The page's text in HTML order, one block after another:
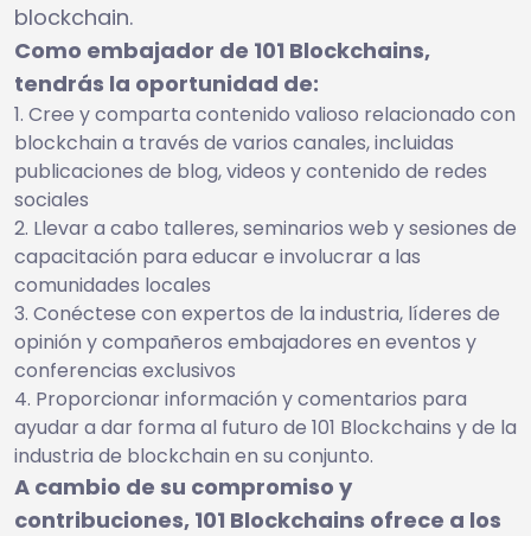
blockchain.
Como embajador de 101 Blockchains,
tendrás la oportunidad de:
Cree y comparta contenido valioso relacionado con
blockchain a través de varios canales, incluidas
publicaciones de blog, videos y contenido de redes
sociales
Llevar a cabo talleres, seminarios web y sesiones de
capacitación para educar e involucrar a las
comunidades locales
Conéctese con expertos de la industria, líderes de
opinión y compañeros embajadores en eventos y
conferencias exclusivos
Proporcionar información y comentarios para
ayudar a dar forma al futuro de 101 Blockchains y de la
industria de blockchain en su conjunto.
A cambio de su compromiso y
contribuciones, 101 Blockchains ofrece a los